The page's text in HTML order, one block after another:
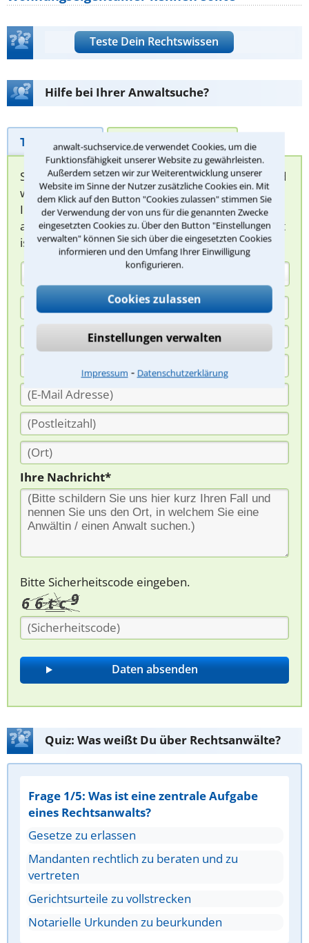
anwalt-suchservice.de verwendet Cookies, um die
Funktionsfähigkeit unserer Website zu gewährleisten.
Außerdem setzen wir zur Weiterentwicklung unserer
Website im Sinne der Nutzer zusätzliche Cookies ein. Mit
dem Klick auf den Button "Cookies zulassen" stimmen Sie
der Verwendung der von uns für die genannten Zwecke
eingesetzten Cookies zu. Über den Button "Einstellungen
verwalten" können Sie sich über die eingesetzten Cookies
informieren und den Umfang Ihrer Einwilligung
konfigurieren.
Cookies zulassen
Einstellungen verwalten
Impressum ⁃ Datenschutzerklärung
Teste Dein Rechtswissen
Hilfe bei Ihrer Anwaltsuche?
Telefonhilfe Beratungsanfrage
Sie können hier Ihren Fall schildern. Anschließend
werden sich spezialisierte Rechtsanwälte bei
Ihnen melden, um das weitere Vorgehen
abzuklären. Die Rückmeldung durch einen Anwalt
ist für Sie kostenlos.
Ihre Nachricht*
Bitte Sicherheitscode eingeben.
Quiz: Was weißt Du über Rechtsanwälte?
Frage 1/5: Was ist eine zentrale Aufgabe
eines Rechtsanwalts?
Gesetze zu erlassen
Mandanten rechtlich zu beraten und zu
vertreten
Gerichtsurteile zu vollstrecken
Notarielle Urkunden zu beurkunden